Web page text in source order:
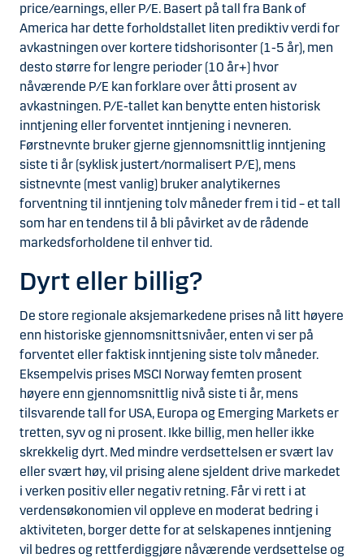
price/earnings, eller P/E. Basert på tall fra Bank of
America har dette forholdstallet liten prediktiv verdi for
avkastningen over kortere tidshorisonter (1-5 år), men
desto større for lengre perioder (10 år+) hvor
nåværende P/E kan forklare over åtti prosent av
avkastningen. P/E-tallet kan benytte enten historisk
inntjening eller forventet inntjening i nevneren.
Førstnevnte bruker gjerne gjennomsnittlig inntjening
siste ti år (syklisk justert/normalisert P/E), mens
sistnevnte (mest vanlig) bruker analytikernes
forventning til inntjening tolv måneder frem i tid – et tall
som har en tendens til å bli påvirket av de rådende
markedsforholdene til enhver tid.
Dyrt eller billig?
De store regionale aksjemarkedene prises nå litt høyere
enn historiske gjennomsnittsnivåer, enten vi ser på
forventet eller faktisk inntjening siste tolv måneder.
Eksempelvis prises MSCI Norway femten prosent
høyere enn gjennomsnittlig nivå siste ti år, mens
tilsvarende tall for USA, Europa og Emerging Markets er
tretten, syv og ni prosent. Ikke billig, men heller ikke
skrekkelig dyrt. Med mindre verdsettelsen er svært lav
eller svært høy, vil prising alene sjeldent drive markedet
i verken positiv eller negativ retning. Får vi rett i at
verdensøkonomien vil oppleve en moderat bedring i
aktiviteten, borger dette for at selskapenes inntjening
vil bedres og rettferdiggjøre nåværende verdsettelse og